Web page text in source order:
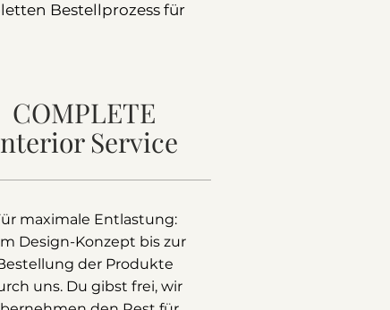
Bestellprozess für
COMPLETE
Service
maximale Entlastung:​
Design-Konzept bis zur
der Produkte
uns. Du gibst frei, wir